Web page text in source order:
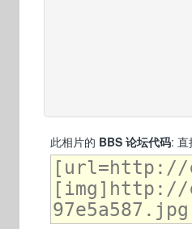
此相片的 BBS 论坛代码: 直